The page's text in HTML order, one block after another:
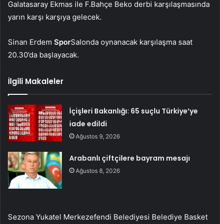
Galatasaray Ekmas ile F.Bahçe Beko derbi karşılaşmasında
yarın karşı karşıya gelecek.
Sinan Erdem SporSalonda oynanacak karşılaşma saat
20.30’da başlayacak.
İlgili Makaleler
İçişleri Bakanlığı: 65 suçlu Türkiye’ye
iade edildi
Ağustos 9, 2026
Arabanlı çiftçilere bayram mesajı
Ağustos 8, 2026
Sezona Yukatel Merkezefendi Belediyesi Belediye Basket